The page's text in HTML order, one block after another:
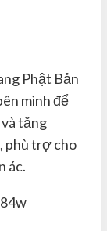
Phật Bản
mình để
tăng
phù trợ cho
ác.